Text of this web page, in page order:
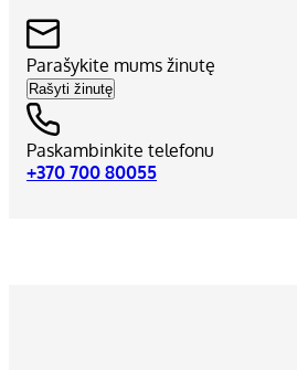
Parašykite mums žinutę
Rašyti žinutę
Paskambinkite telefonu
+370 700 80055